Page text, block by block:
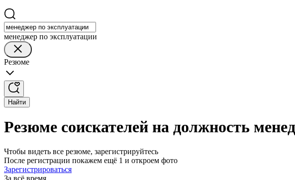
менеджер по эксплуатации
Резюме
Найти
Резюме соискателей на должность
Чтобы видеть все резюме, зарегистрируйтесь
После регистрации покажем ещё 1 и откроем фото
Зарегистрироваться
За всё время